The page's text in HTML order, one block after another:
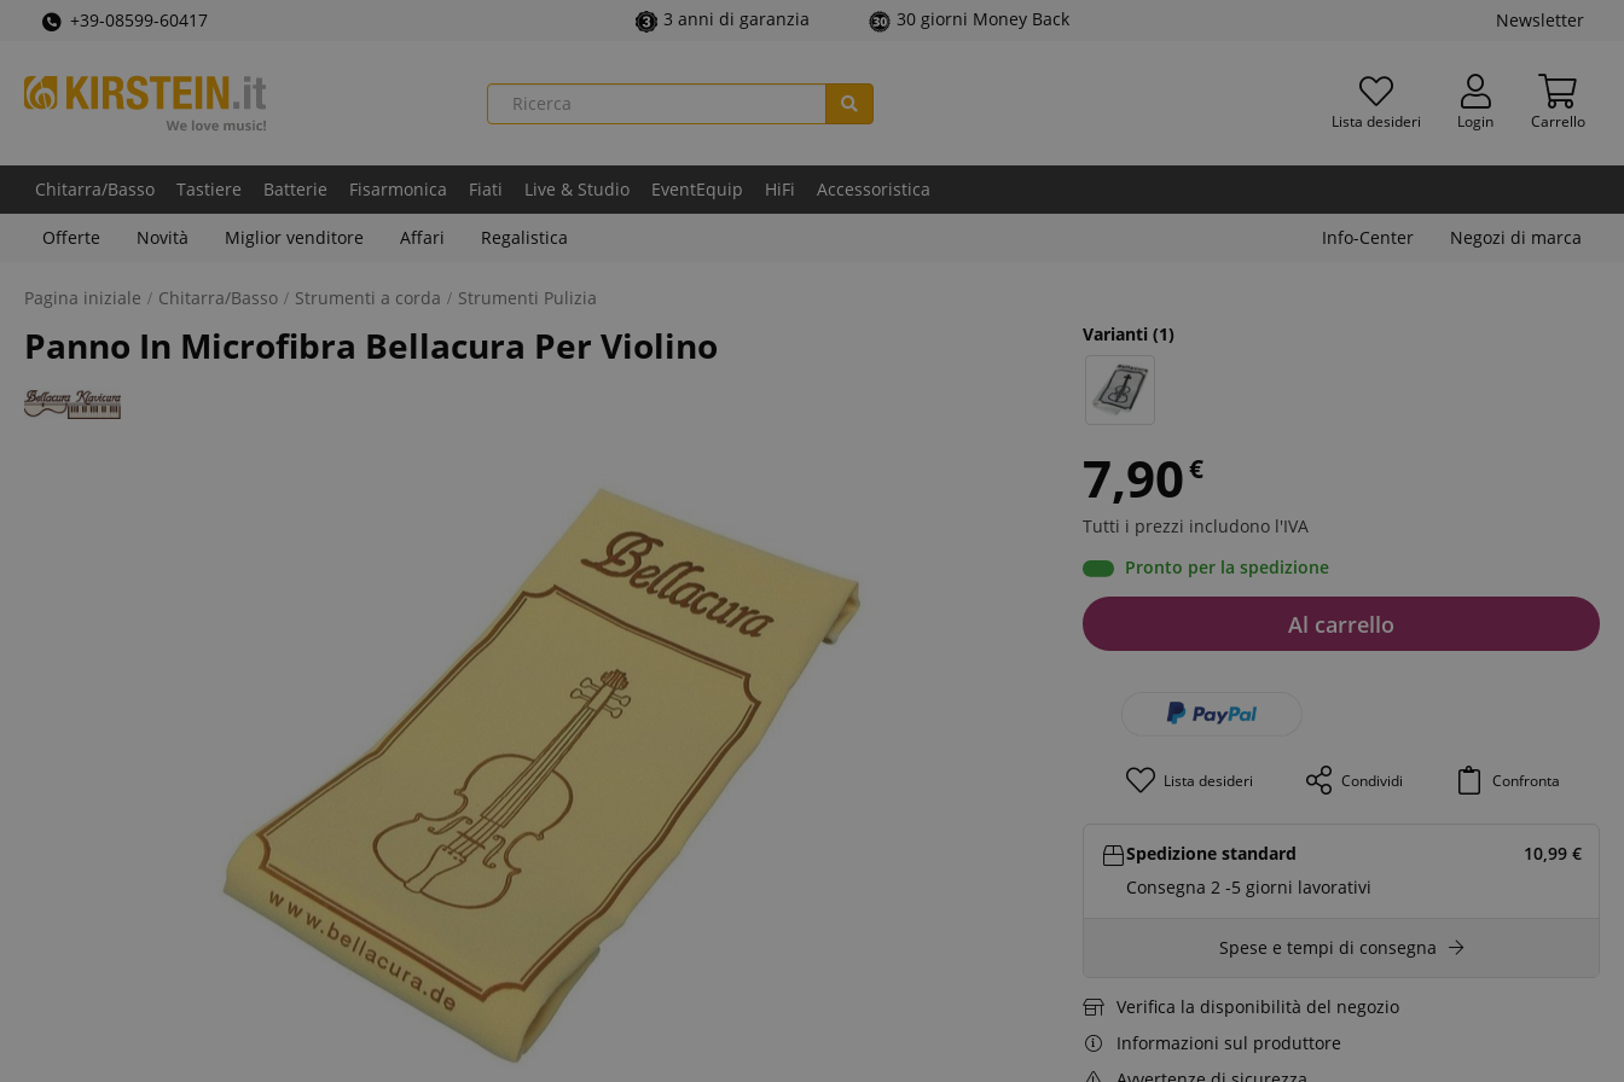
+39-08599-60417 3 anni di garanzia 30 giorni Money Back Newsletter
Lista desideri Login Carrello
Chitarra/Basso Tastiere Batterie Fisarmonica Fiati Live & Studio EventEquip HiFi Accessoristica
Offerte Novità Miglior venditore Affari Regalistica Info-Center Negozi di marca
Pagina iniziale Chitarra/Basso Strumenti a corda Strumenti Pulizia
Panno In Microfibra Bellacura Per Violino Varianti (1)
7,90€
Tutti i prezzi includono l'IVA
Pronto per la spedizione
Al carrello
Lista desideri Condividi Confronta
Spedizione standard 10,99 €
Consegna 2 -5 giorni lavorativi
Spese e tempi di consegna
Verifica la disponibilità del negozio
Informazioni sul produttore